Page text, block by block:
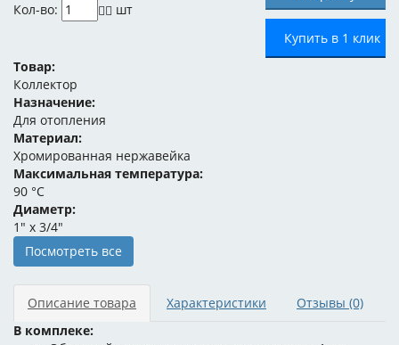
Кол-во:
шт
Купить в 1 клик
Товар:
Коллектор
Назначение:
Для отопления
Материал:
Хромированная нержавейка
Максимальная температура:
90 °C
Диаметр:
1" x 3/4"
Посмотреть все
Описание товара Характеристики Отзывы (0)
В комплеке: